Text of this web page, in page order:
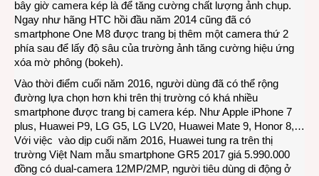
bây giờ camera kép là để tăng cường chất lượng ảnh chụp.
Ngay như hãng HTC hồi đầu năm 2014 cũng đã có
smartphone One M8 được trang bị thêm một camera thứ 2
phía sau để lấy độ sâu của trường ảnh tăng cường hiệu ứng
xóa mờ phông (bokeh).
Vào thời điểm cuối năm 2016, người dùng đã có thể rộng
đường lựa chọn hơn khi trên thị trường có khá nhiều
smartphone được trang bị camera kép. Như Apple iPhone 7
plus, Huawei P9, LG G5, LG LV20, Huawei Mate 9, Honor 8,…
Với việc vào dịp cuối năm 2016, Huawei tung ra trên thị
trường Việt Nam mẫu smartphone GR5 2017 giá 5.990.000
đồng có dual-camera 12MP/2MP, người tiêu dùng di động ở